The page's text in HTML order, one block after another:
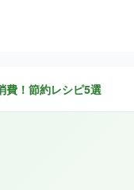
費！節約レシピ5選